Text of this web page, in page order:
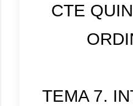
CTE
TEMA 7.